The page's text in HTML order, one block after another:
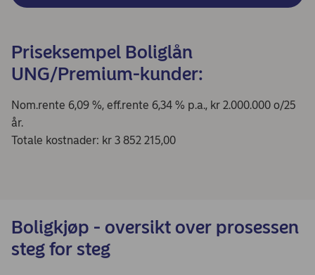
Priseksempel Boliglån
UNG/Premium-kunder:
Nom.rente 6,09 %, eff.rente 6,34 % p.a., kr 2.000.000 o/25
år.
Totale kostnader: kr 3 852 215,00
Boligkjøp - oversikt over prosessen
steg for steg